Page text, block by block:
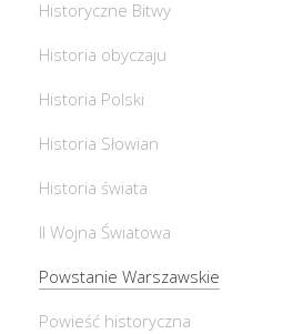
Historyczne Bitwy
Historia obyczaju
Historia Polski
Historia Słowian
Historia świata
II Wojna Światowa
Powstanie Warszawskie
Powieść historyczna